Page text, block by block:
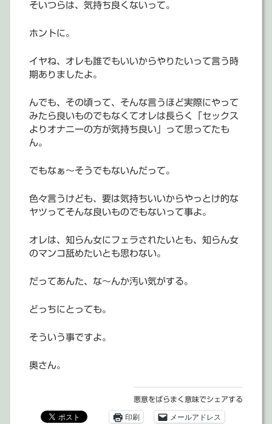
そいつらは、気持ち良くないって。
ホントに。
イヤね、オレも誰でもいいからやりたいって言う時
期ありましたよ。
んでも、その頃って、そんな言うほど実際にやって
みたら良いものでもなくてオレは長らく「セックス
よりオナニーの方が気持ち良い」って思ってたも
ん。
でもなぁ～そうでもないんだって。
色々言うけども、要は気持ちいいからやっとけ的な
ヤツってそんな良いものでもないって事よ。
オレは、知らん女にフェラされたいとも、知らん女
のマンコ舐めたいとも思わない。
だってあんた、な～んか汚い気がする。
どっちにとっても。
そういう事ですよ。
奥さん。
悪意をばらまく意味でシェアする
印刷 メールアドレス